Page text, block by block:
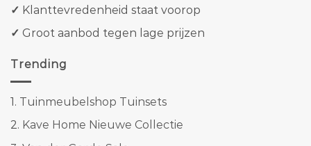
✓ Klanttevredenheid staat voorop
✓ Groot aanbod tegen lage prijzen
Trending
1. Tuinmeubelshop Tuinsets
2. Kave Home Nieuwe Collectie